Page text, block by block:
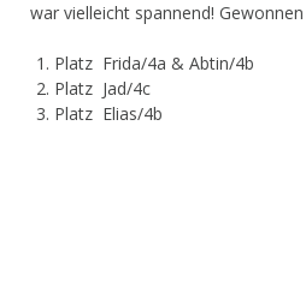
war vielleicht spannend!
Platz Frida/4a & Abtin/4b
Platz Jad/4c
Platz Elias/4b